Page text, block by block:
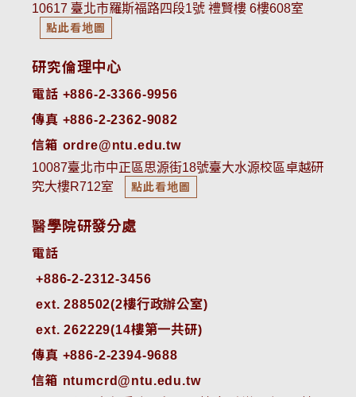
10617 臺北市羅斯福路四段1號 禮賢樓 6樓608室
點此看地圖
研究倫理中心
電話 +886-2-3366-9956
傳真 +886-2-2362-9082
信箱 ordre@ntu.edu.tw
10087臺北市中正區思源街18號臺大水源校區卓越研
究大樓R712室
點此看地圖
醫學院研發分處
電話
ext. 288502(2樓行政辦公室)
ext. 262229(14樓第一共研)
傳真 +886-2-2394-9688
信箱 ntumcrd@ntu.edu.tw